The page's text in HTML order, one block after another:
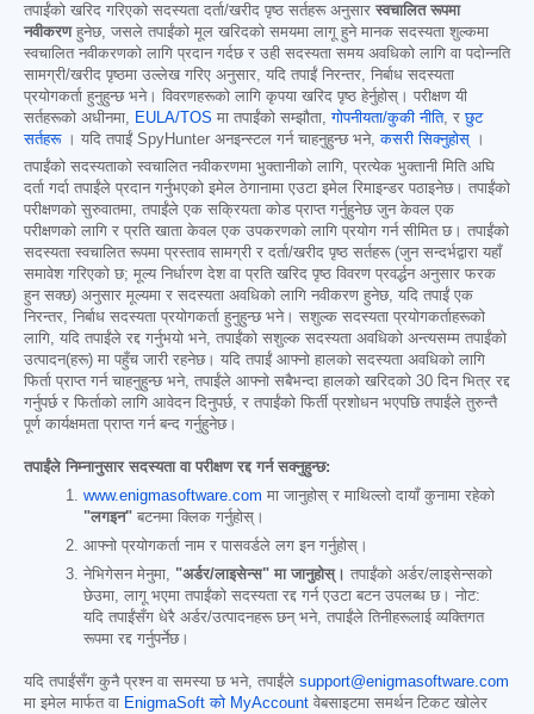
तपाईंको खरिद गरिएको सदस्यता दर्ता/खरीद पृष्ठ सर्तहरू अनुसार स्वचालित रूपमा
नवीकरणहुनेछ, जसले तपाईंको मूल खरिदको समयमा लागू हुने मानक सदस्यता शुल्कमा
स्वचालित नवीकरणको लागि प्रदान गर्दछ र उही सदस्यता समय अवधिको लागि वा पदोन्नति
सामग्री/खरीद पृष्ठमा उल्लेख गरिए अनुसार, यदि तपाईं निरन्तर, निर्बाध सदस्यता
प्रयोगकर्ता हुनुहुन्छ भने। विवरणहरूको लागि कृपया खरिद पृष्ठ हेर्नुहोस्। परीक्षण यी
सर्तहरूको अधीनमा,
EULA/TOS मा तपाईंको सम्झौता,गोपनीयता/कुकी नीति, रछुट
सर्तहरू। यदि तपाईं SpyHunter अनइन्स्टल गर्न चाहनुहुन्छ भने,कसरी सिक्नुहोस् ।
तपाईंको सदस्यताको स्वचालित नवीकरणमा भुक्तानीको लागि, प्रत्येक भुक्तानी मिति अघि
दर्ता गर्दा तपाईंले प्रदान गर्नुभएको इमेल ठेगानामा एउटा इमेल रिमाइन्डर पठाइनेछ। तपाईंको
परीक्षणको सुरुवातमा, तपाईंले एक सक्रियता कोड प्राप्त गर्नुहुनेछ जुन केवल एक
परीक्षणको लागि र प्रति खाता केवल एक उपकरणको लागि प्रयोग गर्न सीमित छ। तपाईंको
सदस्यता स्वचालित रूपमा प्रस्ताव सामग्री र दर्ता/खरीद पृष्ठ सर्तहरू (जुन सन्दर्भद्वारा यहाँ
समावेश गरिएको छ; मूल्य निर्धारण देश वा प्रति खरिद पृष्ठ विवरण प्रवर्द्धन अनुसार फरक
हुन सक्छ) अनुसार मूल्यमा र सदस्यता अवधिको लागि नवीकरण हुनेछ, यदि तपाईं एक
निरन्तर, निर्बाध सदस्यता प्रयोगकर्ता हुनुहुन्छ भने। सशुल्क सदस्यता प्रयोगकर्ताहरूको
लागि, यदि तपाईंले रद्द गर्नुभयो भने, तपाईंको सशुल्क सदस्यता अवधिको अन्त्यसम्म तपाईंको
उत्पादन(हरू) मा पहुँच जारी रहनेछ। यदि तपाईं आफ्नो हालको सदस्यता अवधिको लागि
फिर्ता प्राप्त गर्न चाहनुहुन्छ भने, तपाईंले आफ्नो सबैभन्दा हालको खरिदको 30 दिन भित्र रद्द
गर्नुपर्छ र फिर्ताको लागि आवेदन दिनुपर्छ, र तपाईंको फिर्ती प्रशोधन भएपछि तपाईंले तुरुन्तै
पूर्ण कार्यक्षमता प्राप्त गर्न बन्द गर्नुहुनेछ।
तपाईंले निम्नानुसार सदस्यता वा परीक्षण रद्द गर्न सक्नुहुन्छ:
www.enigmasoftware.com मा जानुहोस् र माथिल्लो दायाँ कुनामा रहेको
"लगइन" बटनमा क्लिक गर्नुहोस्।
आफ्नो प्रयोगकर्ता नाम र पासवर्डले लग इन गर्नुहोस्।
नेभिगेसन मेनुमा, "अर्डर/लाइसेन्स" मा जानुहोस्। तपाईंको अर्डर/लाइसेन्सको
छेउमा, लागू भएमा तपाईंको सदस्यता रद्द गर्न एउटा बटन उपलब्ध छ। नोट:
यदि तपाईंसँग धेरै अर्डर/उत्पादनहरू छन् भने, तपाईंले तिनीहरूलाई व्यक्तिगत
रूपमा रद्द गर्नुपर्नेछ।
यदि तपाईंसँग कुनै प्रश्न वा समस्या छ भने, तपाईंले support@enigmasoftware.com
मा इमेल मार्फत वा EnigmaSoft को MyAccount वेबसाइटमा समर्थन टिकट खोलेर